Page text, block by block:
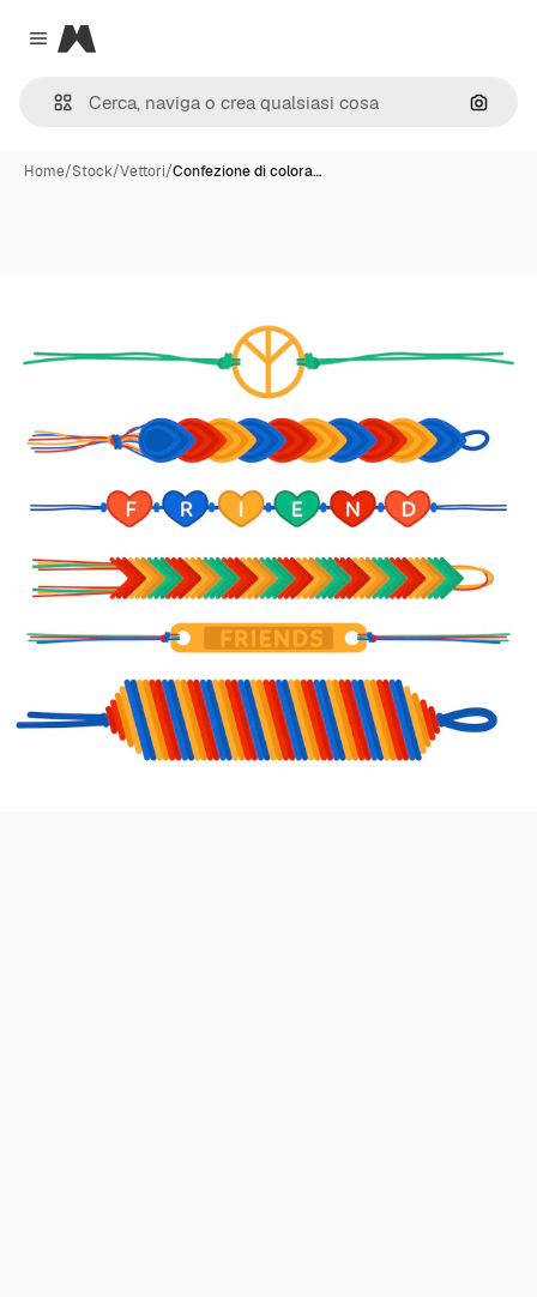
Close menu
Magnific
Cerca
Home/Stock/Vettori/Confezione di colora…